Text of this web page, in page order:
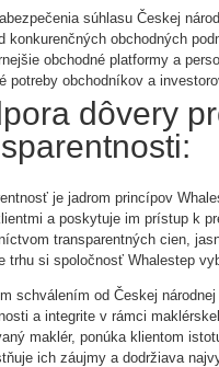
súhlasu Českej
konkurenčných obchodných
obchodné platformy a
potreby obchodníkov a
dôvery
je jadrom princípov
a poskytuje im prístup k
transparentných cien,
trhu si spoločnosť Whalestep
schválením od Českej
a integrite v rámci
maklér, ponúka klientom
ich záujmy a dodržiava